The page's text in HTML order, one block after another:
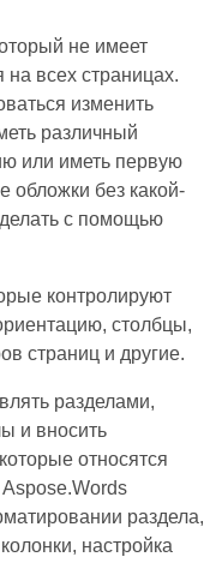
не имеет
всех страницах.
изменить
различный
или иметь первую
обложки без какой-
с помощью
контролируют
столбцы,
страниц и другие.
разделами,
и вносить
относятся
Aspose.Words
раздела,
настройка